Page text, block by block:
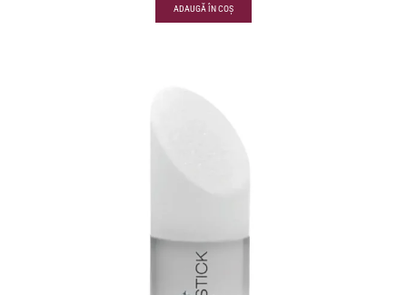
ADAUGĂ ÎN COȘ